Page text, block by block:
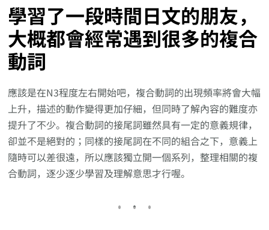
學習了一段時間日文的朋友，
大概都會經常遇到很多的複合
動詞
應該是在N3程度左右開始吧，複合動詞的出現頻率將會大幅
上升，描述的動作變得更加仔細，但同時了解內容的難度亦
提升了不少。複合動詞的接尾詞雖然具有一定的意義規律，
卻並不是絕對的；同樣的接尾詞在不同的組合之下，意義上
隨時可以差很遠，所以應該獨立開一個系列，整理相關的複
合動詞，逐少逐少學習及理解意思才行喔。